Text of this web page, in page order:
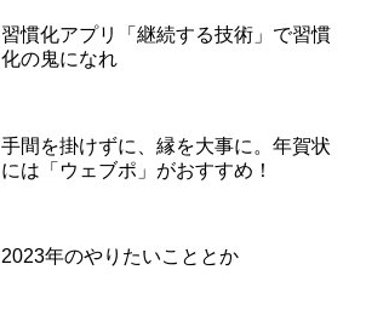
習慣化アプリ「継続する技術」で習慣
化の鬼になれ
手間を掛けずに、縁を大事に。年賀状
には「ウェブポ」がおすすめ！
2023年のやりたいこととか